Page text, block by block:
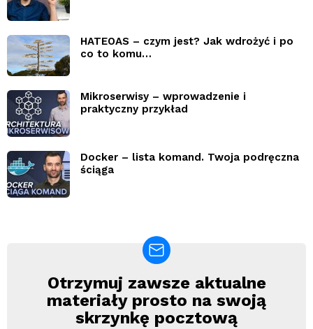
HATEOAS – czym jest? Jak wdrożyć i po
co to komu…
Mikroserwisy – wprowadzenie i
praktyczny przykład
Docker – lista komand. Twoja podręczna
ściąga
Newsletter
Otrzymuj zawsze aktualne
materiały prosto na swoją
skrzynkę pocztową